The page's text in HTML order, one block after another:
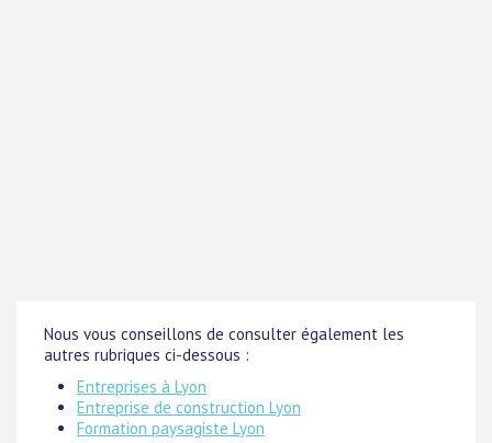
Nous vous conseillons de consulter également les
autres rubriques ci-dessous :
Entreprises à Lyon
Entreprise de construction Lyon
Formation paysagiste Lyon